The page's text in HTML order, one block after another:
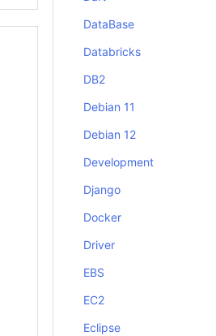
DataBase
Databricks
DB2
Debian 11
Debian 12
Development
Django
Docker
Driver
EBS
EC2
Eclipse